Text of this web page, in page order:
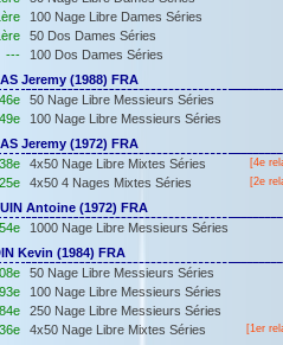
100 Nage Libre Dames Séries
50 Dos Dames Séries
---
100 Dos Dames Séries
Jeremy (1988) FRA
46e
50 Nage Libre Messieurs Séries
49e
100 Nage Libre Messieurs Séries
Jeremy (1972) FRA
38e
4x50 Nage Libre Mixtes Séries [4e
25e 4x50 4 Nages Mixtes Séries [2e
Antoine (1972) FRA
54e
1000 Nage Libre Messieurs Séries
Kevin (1984) FRA
50 Nage Libre Messieurs Séries
93e
100 Nage Libre Messieurs Séries
84e
250 Nage Libre Messieurs Séries
36e
4x50 Nage Libre Mixtes Séries [1er